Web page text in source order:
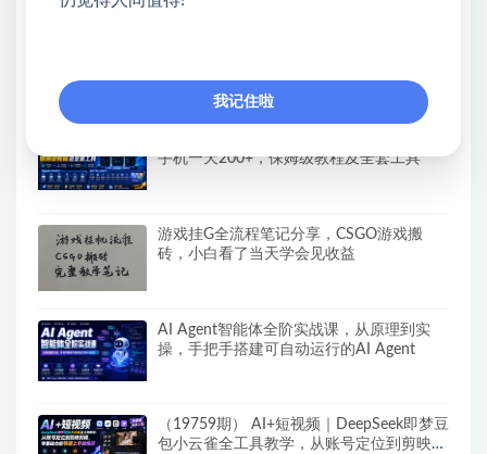
手机一天200+，保姆级教程及全套工具
游戏挂G全流程笔记分享，CSGO游戏搬
砖，小白看了当天学会见收益
AI Agent智能体全阶实战课，从原理到实
操，手把手搭建可自动运行的AI Agent
（19759期） AI+短视频｜DeepSeek即梦豆
包小云雀全工具教学，从账号定位到剪映剪
我记住啦